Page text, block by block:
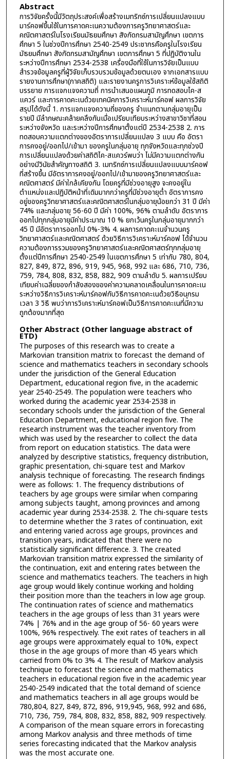
Abstract
การวิจัยครั้งนี้มีวัตถุประสงค์เพื่อสร้างเมทริกซ์การเปลี่ยนแปลงแบบ
มาร์คอฟขึ้นใช้ในการคาดคะเนความต้องการครูวิทยาศาสตร์และ
คณิตศาสตร์ในโรงเรียนมัธยมศึกษา สังกัดกรมสามัญศึกษา เขตการ
ศึกษา 5 ในช่วงปีการศึกษา 2540-2549 ประชากรคือครูในโรงเรียน
มัธยมศึกษา สังกัดกรมสามัญศึกษา เขตการศึกษา 5 ที่ปฏิบัติงานใน
ระหว่างปีการศึกษา 2534-2538 เครื่องมือที่ใช้ในการวิจัยเป็นแบบ
สำรวจข้อมูลครูที่ผู้วิจัยเก็บรวบรวมข้อมูลด้วยตนเอง จากเอกสารแบบ
รายงานการศึกษา(ภาคสถิติ) และรายงานครูการวิเคราะห์ข้อมูลใช้สถิติ
บรรยาย การแจกแจงความถี่ การนำเสนอแผนภูมิ การทดสอบไค-ส
แควร์ และการคาดคะเนด้วยเทคนิคการวิเคราะห์มาร์คอฟ ผลการวิจัย
สรุปได้ดังนี้ 1. การแจกแจงความถี่ของครู จำแนกตามกลุ่มอายุเป็น
รายปี มีลำกษณะคล้ายคลึงกันเมื่อเปรียบเทียบระหว่างสาขาวิชาที่สอน
ระหว่างจังหวัด และระหว่างปีการศึกษาตั้งแต่ปี 2534-2538 2. การ
ทดสอบความแตกต่างของอัตราการเปลี่ยนแปลง 3 แบบ คือ อัตรา
การคงอยู่/ออกไป/เข้ามา ของครูในกลุ่มอายุ ทุกจังหวัดและทุกช่วงปี
การเปลี่ยนแปลงด้วยค่าสถิติไค-สแควร์พบว่า ไม่มีความแตกต่างกัน
อย่างมีวินัยสำคัญทางสถิติ 3. เมทริกซ์การเปลี่ยนแปลงแบบมาร์คอฟ
ที่สร้างขึ้น มีอัตราการคงอยู่/ออกไป/เข้ามาของครูวิทยาศาสตร์และ
คณิตศาสตร์ มีค่าใกล้เคียงกัน โดยครูที่มีช่วงอายุสูง จะคงอยู่ใน
ตำแหน่งและปฏิบัติหน้าที่เดิมมากกว่าครูที่มีช่วงอายุต่ำ อัตราการคง
อยู่ของครูวิทยาศาสตร์และคณิตศาสตร์ในกลุ่มอายุน้อยกว่า 31 ปี มีค่า
74% และกลุ่มอายุ 56-60 ปี มีค่า 100%, 96% ตามลำดับ อัตราการ
ออกไปทุกกลุ่มอายุมีค่าประมาณ 10 % ยกเว้นครูในกลุ่มอายุมากกว่า
45 ปี มีอัตราการออกไป 0%-3% 4. ผลการคาดคะเนจำนวนครู
วิทยาศาสตร์และคณิตศาสตร์ ด้วยวิธีการวิเคราะห์มาร์คอฟ ได้จำนวน
ความต้องการรวมของครูวิทยาศาสตร์และคณิตศาสตร์ทุกกลุ่มอายุ
ตั้งแต่ปีการศึกษา 2540-2549 ในเขตการศึกษา 5 เท่ากับ 780, 804,
827, 849, 872, 896, 919, 945, 968, 992 และ 686, 710, 736,
759, 784, 808, 832, 858, 882, 909 ตามลำดับ 5. ผลการเปรียบ
เทียบค่าเฉลี่ยของกำลังสองของค่าความคลาดเคลื่อนในการคาดคะเน
ระหว่างวิธีการวิเคราะห์มาร์คอฟกับวิธีการคาดคะเนด้วยวิธีอนุกรม
เวลา 3 วิธี พบว่าการวิเคราะห์มาร์คอฟเป็นวิธีการคาดคะเนที่มีความ
ถูกต้องมากที่สุด
Other Abstract (Other language abstract of
ETD)
The purposes of this research was to create a
Markovian transition matrix to forecast the demand of
science and mathematics teachers in secondary schools
under the jurisdiction of the General Education
Department, educational region five, in the academic
year 2540-2549. The population were teachers who
worked during the academic year 2534-2538 in
secondary schools under the jurisdiction of the General
Education Department, educational region five. The
research instrument was the teacher inventory from
which was used by the researcher to collect the data
from report on education statistics. The data were
analyzed by descriptive statistics, frequency distribution,
graphic presentation, chi-square test and Markov
analysis technique of forecasting. The research findings
were as follows: 1. The frequency distributions of
teachers by age groups were similar when comparing
among subjects taught, among provinces and among
academic year during 2534-2538. 2. The chi-square tests
to determine whether the 3 rates of continuation, exit
and entering varied across age groups, provinces and
transition years, indicated that there were no
statistically significant difference. 3. The created
Markovian transition matrix expressed the similarity of
the continuation, exit and entering rates between the
science and mathematics teachers. The teachers in high
age group would likely continue working and holding
their position more than the teachers in low age group.
The continuation rates of science and mathematics
teachers in the age groups of less than 31 years were
74% | 76% and in the age group of 56- 60 years were
100%, 96% respectively. The exit rates of teachers in all
age groups were approximately equal to 10%, expect
those in the age groups of more than 45 years which
carried from 0% to 3% 4. The result of Markov analysis
technique to forecast the science and mathematics
teachers in educational region five in the academic year
2540-2549 indicated that the total demand of science
and mathematics teachers in all age groups would be
780,804, 827, 849, 872, 896, 919,945, 968, 992 and 686,
710, 736, 759, 784, 808, 832, 858, 882, 909 respectively.
A comparison of the mean square errors in forecasting
among Markov analysis and three methods of time
series forecasting indicated that the Markov analysis
was the most accurate one.